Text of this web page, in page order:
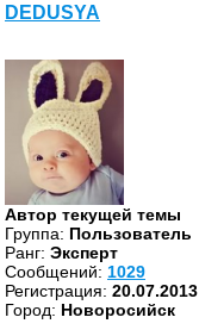
DEDUSYA
Автор текущей темы
Группа: Пользователь
Ранг: Эксперт
Cообщений: 1029
Регистрация: 20.07.2013
Город: Новоросийск